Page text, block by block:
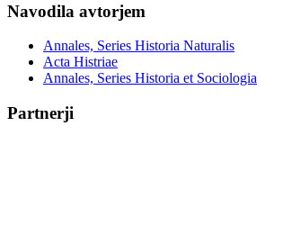
Navodila avtorjem
Annales, Series Historia Naturalis
Acta Histriae
Annales, Series Historia et Sociologia
Partnerji